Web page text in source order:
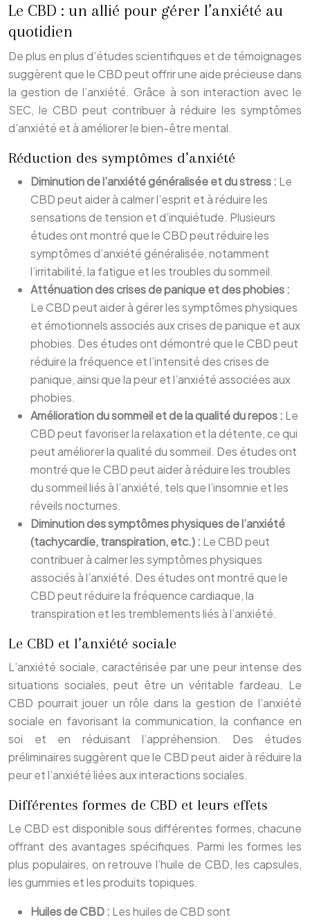
Le CBD : un allié pour gérer l’anxiété au
quotidien
De plus en plus d’études scientifiques et de témoignages
suggèrent que le CBD peut offrir une aide précieuse dans
la gestion de l’anxiété. Grâce à son interaction avec le
SEC, le CBD peut contribuer à réduire les symptômes
d’anxiété et à améliorer le bien-être mental.
Réduction des symptômes d’anxiété
Diminution de l’anxiété généralisée et du stress : Le
CBD peut aider à calmer l’esprit et à réduire les
sensations de tension et d’inquiétude. Plusieurs
études ont montré que le CBD peut réduire les
symptômes d’anxiété généralisée, notamment
l’irritabilité, la fatigue et les troubles du sommeil.
Atténuation des crises de panique et des phobies :
Le CBD peut aider à gérer les symptômes physiques
et émotionnels associés aux crises de panique et aux
phobies. Des études ont démontré que le CBD peut
réduire la fréquence et l’intensité des crises de
panique, ainsi que la peur et l’anxiété associées aux
phobies.
Amélioration du sommeil et de la qualité du repos : Le
CBD peut favoriser la relaxation et la détente, ce qui
peut améliorer la qualité du sommeil. Des études ont
montré que le CBD peut aider à réduire les troubles
du sommeil liés à l’anxiété, tels que l’insomnie et les
réveils nocturnes.
Diminution des symptômes physiques de l’anxiété
(tachycardie, transpiration, etc.) : Le CBD peut
contribuer à calmer les symptômes physiques
associés à l’anxiété. Des études ont montré que le
CBD peut réduire la fréquence cardiaque, la
transpiration et les tremblements liés à l’anxiété.
Le CBD et l’anxiété sociale
L’anxiété sociale, caractérisée par une peur intense des
situations sociales, peut être un véritable fardeau. Le
CBD pourrait jouer un rôle dans la gestion de l’anxiété
sociale en favorisant la communication, la confiance en
soi et en réduisant l’appréhension. Des études
préliminaires suggèrent que le CBD peut aider à réduire la
peur et l’anxiété liées aux interactions sociales.
Différentes formes de CBD et leurs effets
Le CBD est disponible sous différentes formes, chacune
offrant des avantages spécifiques. Parmi les formes les
plus populaires, on retrouve l’huile de CBD, les capsules,
les gummies et les produits topiques.
Huiles de CBD : Les huiles de CBD sont